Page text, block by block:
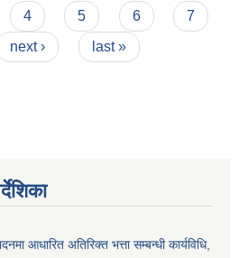
4 5 6
7
next › last »
आधारित अतिरिक्त भत्ता सम्बन्धी कार्यविधि,